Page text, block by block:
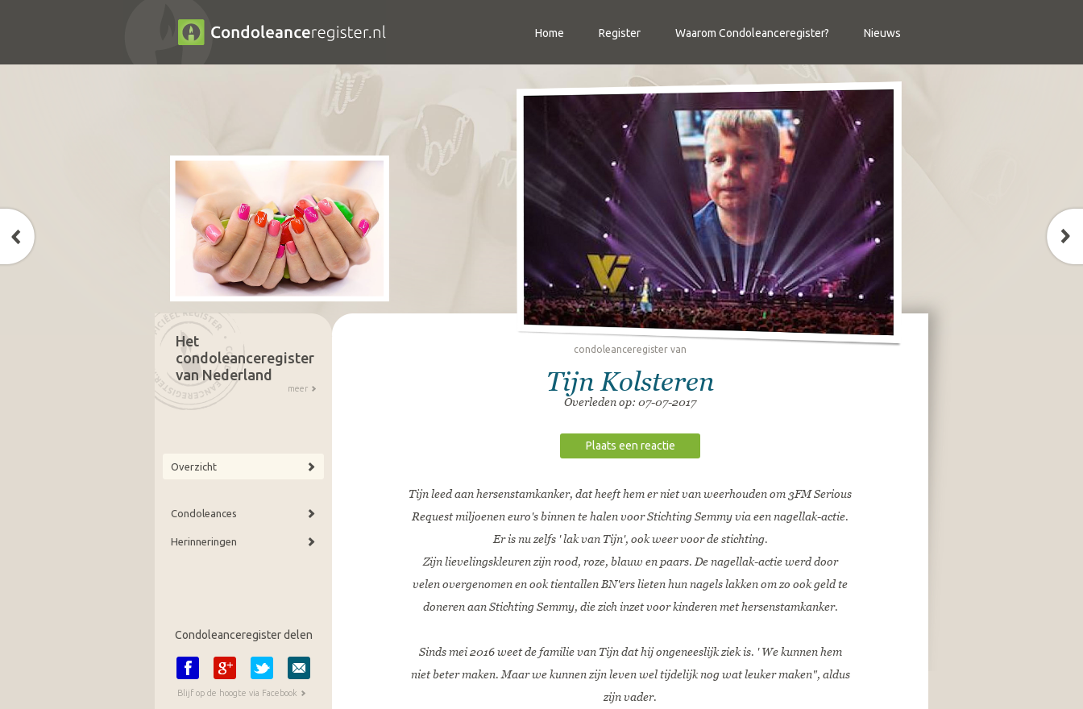
condoleanceregister van
Tijn Kolsteren
Overleden op: 07-07-2017
Plaats een reactie
Tijn leed aan hersenstamkanker, dat heeft hem er niet van weerhouden om 3FM Serious
Request miljoenen euro's binnen te halen voor Stichting Semmy via een nagellak-actie.
Er is nu zelfs ' lak van Tijn', ook weer voor de stichting.
Zijn lievelingskleuren zijn rood, roze, blauw en paars. De nagellak-actie werd door
velen overgenomen en ook tientallen BN'ers lieten hun nagels lakken om zo ook geld te
doneren aan Stichting Semmy, die zich inzet voor kinderen met hersenstamkanker.
Sinds mei 2016 weet de familie van Tijn dat hij ongeneeslijk ziek is. ' We kunnen hem
niet beter maken. Maar we kunnen zijn leven wel tijdelijk nog wat leuker maken", aldus
zijn vader.
Het
condoleanceregister
van Nederland
meer
Overzicht
Condoleances
Herinneringen
Condoleanceregister delen
Blijf op de hoogte via Facebook
Nieuws
Waarom Condoleanceregister?
Register
Home